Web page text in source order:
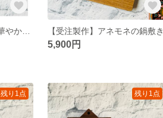
【受注製作】アネモネの鍋敷き
5,900円
残り1点 残り1点